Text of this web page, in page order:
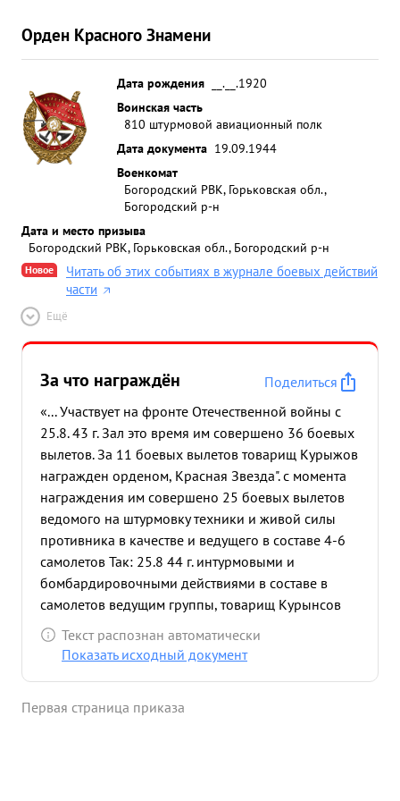
Орден Красного Знамени
Дата рождения
__.__.1920
Воинская часть
810 штурмовой авиационный полк
Дата документа 19.09.1944
Военкомат
Богородский РВК, Горьковская обл.,
Богородский р-н
Дата и место призыва
Богородский РВК, Горьковская обл., Богородский р-н
Новое
Читать об этих событиях в журнале боевых действий
части
Ещё
За что награждён
Поделиться
«... Участвует на фронте Отечественной войны с
25.8. 43 г. Зал это время им совершено 36 боевых
вылетов. За 11 боевых вылетов товарищ Курыжов
награжден орденом, Красная Звезда". с момента
награждения им совершено 25 боевых вылетов
ведомого на штурмовку техники и живой силы
противника в качестве и ведущего в составе 4-6
самолетов Так: 25.8 44 г. интурмовыми и
бомбардировочными действиями в составе в
самолетов ведущим группы, товарищ Курынсов
Группой штурмовал огневне позиции арт. мин,
батарей противника, скопление живойсила на
рубежа противника озеро Лидерис оз. Катите, в
Текст распознан автоматически
Показать исходный документ
Первая страница приказа